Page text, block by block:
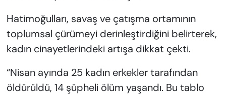
Hatimoğulları, savaş ve çatışma ortamının
toplumsal çürümeyi derinleştirdiğini belirterek,
kadın cinayetlerindeki artışa dikkat çekti.
“Nisan ayında 25 kadın erkekler tarafından
öldürüldü, 14 şüpheli ölüm yaşandı. Bu tablo